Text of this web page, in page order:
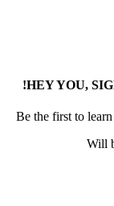
HEY YOU,
Be the first to
Will